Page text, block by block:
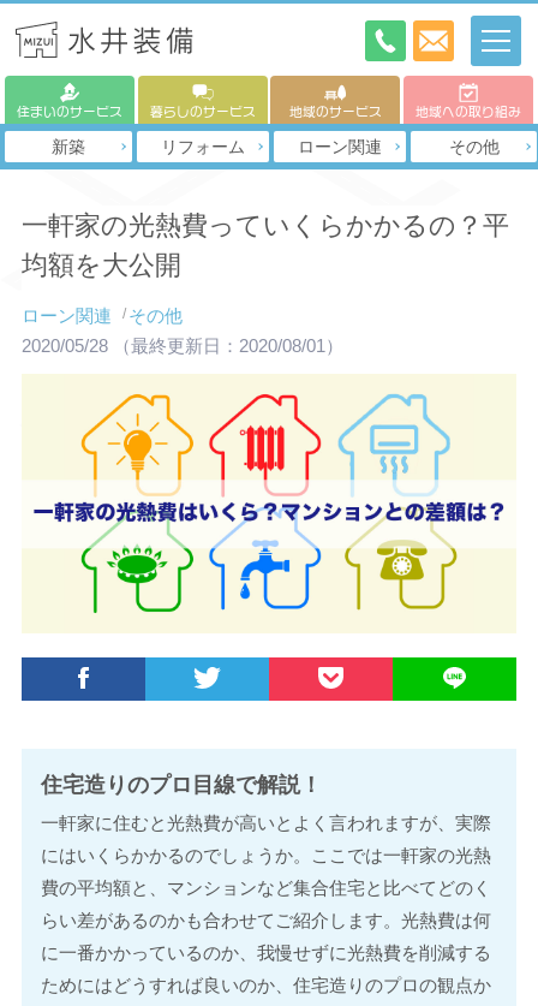
住まいのサービス 暮らしのサービス 地域のサービス 地域への取り組み
新築 リフォーム ローン関連 その他
一軒家の光熱費っていくらかかるの？平
均額を大公開
ローン関連
その他
2020/05/28
（最終更新日：2020/08/01）
住宅造りのプロ目線で解説！
一軒家に住むと光熱費が高いとよく言われますが、実際
にはいくらかかるのでしょうか。ここでは一軒家の光熱
費の平均額と、マンションなど集合住宅と比べてどのく
らい差があるのかも合わせてご紹介します。光熱費は何
に一番かかっているのか、我慢せずに光熱費を削減する
ためにはどうすれば良いのか、住宅造りのプロの観点か